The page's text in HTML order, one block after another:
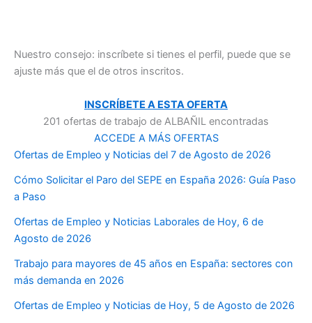
Nuestro consejo: inscríbete si tienes el perfil, puede que se
ajuste más que el de otros inscritos.
INSCRÍBETE A ESTA OFERTA
201 ofertas de trabajo de ALBAÑIL encontradas
ACCEDE A MÁS OFERTAS
Ofertas de Empleo y Noticias del 7 de Agosto de 2026
Cómo Solicitar el Paro del SEPE en España 2026: Guía Paso
a Paso
Ofertas de Empleo y Noticias Laborales de Hoy, 6 de
Agosto de 2026
Trabajo para mayores de 45 años en España: sectores con
más demanda en 2026
Ofertas de Empleo y Noticias de Hoy, 5 de Agosto de 2026